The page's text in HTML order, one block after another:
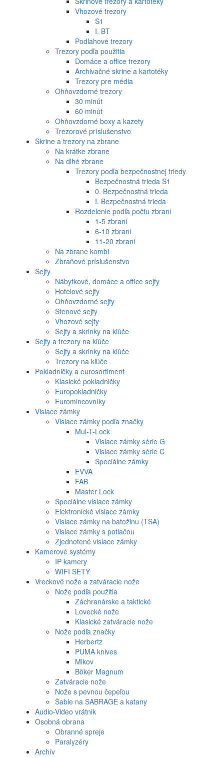
Vhozové trezory
S1
I. BT
Podlahové trezory
Trezory podľa použitia
Domáce a office trezory
Archivačné skrine a kartotéky
Trezory pre média
Ohňovzdorné trezory
30 minút
60 minút
Ohňovzdorné boxy a kazety
Trezorové príslušenstvo
Skrine a trezory na zbrane
Na krátke zbrane
Na dlhé zbrane
Trezory podľa bezpečnostnej triedy
Bezpečnostná trieda S1
0. Bezpečnostná trieda
I. Bezpečnostná trieda
Rozdelenie podľa počtu zbraní
1-5 zbraní
6-10 zbraní
11-20 zbraní
Na zbrane kombi
Zbraňové príslušenstvo
Sejfy
Nábytkové, domáce a office sejfy
Hotelové sejfy
Ohňovzdorné sejfy
Stenové sejfy
Vhozové sejfy
Sejfy a skrinky na kľúče
Sejfy a trezory na kľúče
Sejfy a skrinky na kľúče
Trezory na kľúče
Pokladničky a eurosortiment
Klasické pokladničky
Europokladničky
Euromincovníky
Visiace zámky
Visiace zámky podľa značky
Mul-T-Lock
Visiace zámky série G
Visiace zámky série C
Špeciálne zámky
EVVA
FAB
Master Lock
Špeciálne visiace zámky
Elektronické visiace zámky
Visiace zámky na batožinu (TSA)
Visiace zámky s potlačou
Zjednotené visiace zámky
Kamerové systémy
IP kamery
WIFI SETY
Vreckové nože a zatváracie nože
Nože podľa použitia
Záchranárske a taktické
Lovecké nože
Klasické zatváracie nože
Nože podľa značky
Herbertz
PUMA knives
Mikov
Böker Magnum
Zatváracie nože
Nože s pevnou čepeľou
Šable na SABRAGE a katany
Audio-Video vrátnik
Osobná obrana
Obranné spreje
Paralyzéry
Archív